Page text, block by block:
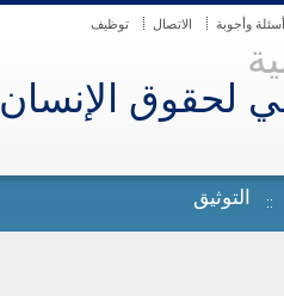
أسئلة وأجوبة الاتصال توظيف
لحقوق الإنسان
التوثيق